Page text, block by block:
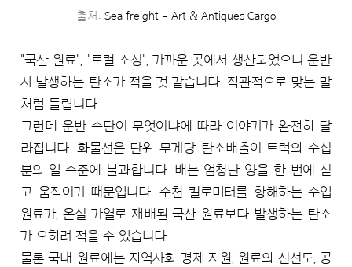
출처: Sea freight – Art & Antiques Cargo
"국산 원료", "로컬 소싱", 가까운 곳에서 생산되었으니 운반
시 발생하는 탄소가 적을 것 같습니다. 직관적으로 맞는 말
처럼 들립니다.
그런데 운반 수단이 무엇이냐에 따라 이야기가 완전히 달
라집니다. 화물선은 단위 무게당 탄소배출이 트럭의 수십
분의 일 수준에 불과합니다. 배는 엄청난 양을 한 번에 싣
고 움직이기 때문입니다. 수천 킬로미터를 항해하는 수입
원료가, 온실 가열로 재배된 국산 원료보다 발생하는 탄소
가 오히려 적을 수 있습니다.
물론 국내 원료에는 지역사회 경제 지원, 원료의 신선도, 공